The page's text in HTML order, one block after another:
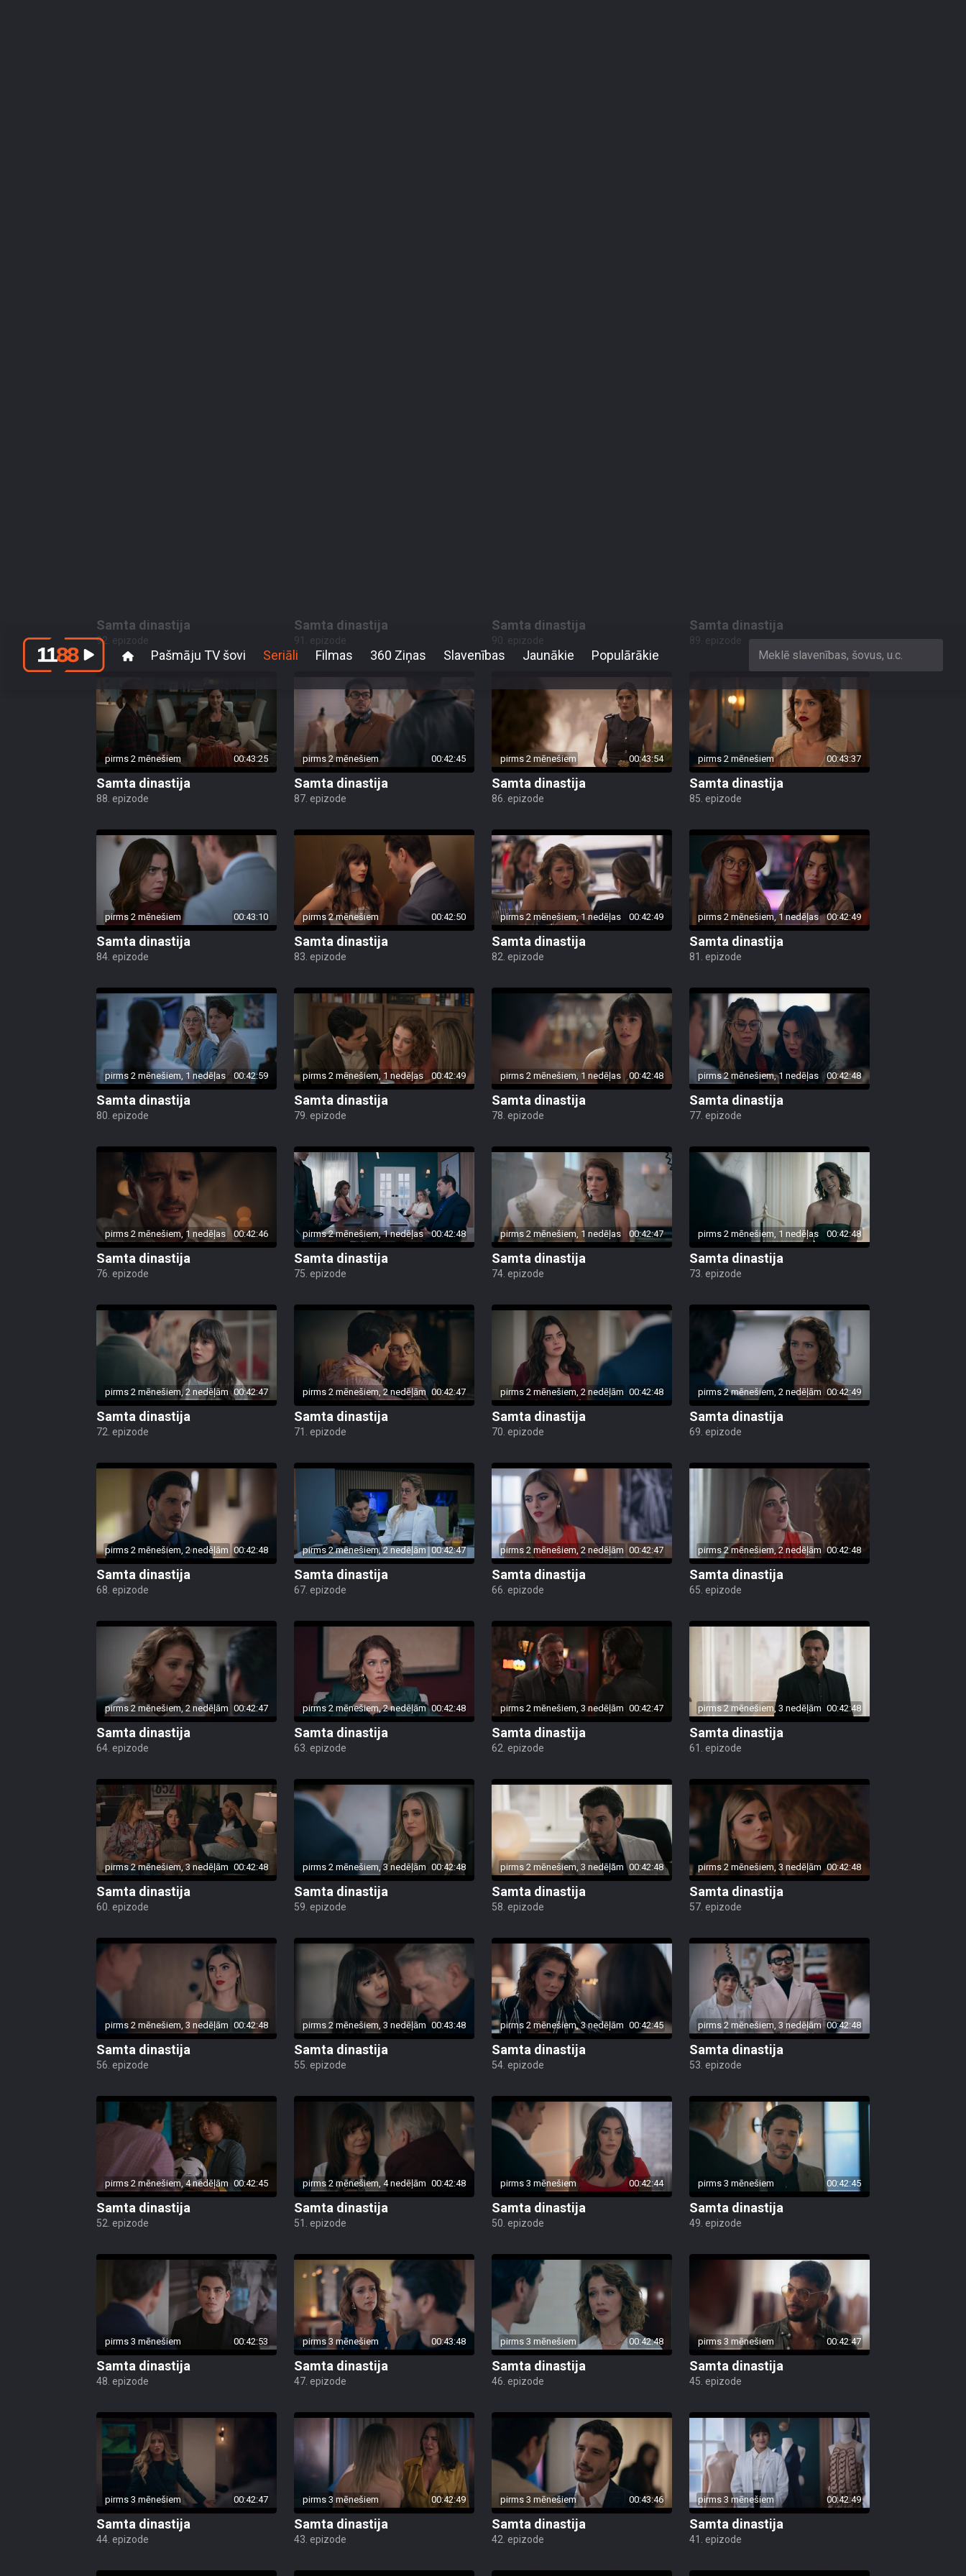
92. epizode 91. epizode 90. epizode 89. epizode
pirms 2 mēnešiem 00:43:25
Samta dinastija
88. epizode
pirms 2 mēnešiem
Samta dinastija
87. epizode
pirms 2 mēnešiem 00:43:54
Samta dinastija
86. epizode
pirms 2 mēnešiem 00:43:37
Samta dinastija
85. epizode
pirms 2 mēnešiem
Samta dinastija
84. epizode
pirms 2 mēnešiem
Samta dinastija
83. epizode
pirms 2 mēnešiem, 1 nedēļas 00:42:49
Samta dinastija
82. epizode
pirms 2 mēnešiem, 1 nedēļas 00:42:49
Samta dinastija
81. epizode
pirms 2 mēnešiem, 1 nedēļas 00:42:59
Samta dinastija
80. epizode
pirms 2 mēnešiem, 1 nedēļas 00:42:49
Samta dinastija
79. epizode
pirms 2 mēnešiem, 1 nedēļas 00:42:48
Samta dinastija
78. epizode
pirms 2 mēnešiem, 1 nedēļas 00:42:48
Samta dinastija
77. epizode
pirms 2 mēnešiem, 1 nedēļas 00:42:46
Samta dinastija
76. epizode
pirms 2 mēnešiem, 1 nedēļas 00:42:48
Samta dinastija
75. epizode
pirms 2 mēnešiem, 1 nedēļas 00:42:47
Samta dinastija
74. epizode
pirms 2 mēnešiem, 1 nedēļas 00:42:48
Samta dinastija
73. epizode
pirms 2 mēnešiem, 2 nedēļām 00:42:47
Samta dinastija
72. epizode
pirms 2 mēnešiem, 2 nedēļām 00:42:47
Samta dinastija
71. epizode
pirms 2 mēnešiem, 2 nedēļām
Samta dinastija
70. epizode
pirms 2 mēnešiem, 2 nedēļām 00:42:49
Samta dinastija
69. epizode
pirms 2 mēnešiem, 2 nedēļām 00:42:48
Samta dinastija
68. epizode
pirms 2 mēnešiem, 2 nedēļām 00:42:47
Samta dinastija
67. epizode
pirms 2 mēnešiem, 2 nedēļām 00:42:47
Samta dinastija
66. epizode
pirms 2 mēnešiem, 2 nedēļām 00:42:48
Samta dinastija
65. epizode
pirms 2 mēnešiem, 2 nedēļām 00:42:47
Samta dinastija
64. epizode
pirms 2 mēnešiem, 2 nedēļām
Samta dinastija
63. epizode
pirms 2 mēnešiem, 3 nedēļām
Samta dinastija
62. epizode
pirms 2 mēnešiem, 3 nedēļām 00:42:48
Samta dinastija
61. epizode
pirms 2 mēnešiem, 3 nedēļām 00:42:48
Samta dinastija
60. epizode
pirms 2 mēnešiem, 3 nedēļām 00:42:48
Samta dinastija
59. epizode
pirms 2 mēnešiem, 3 nedēļām 00:42:48
Samta dinastija
58. epizode
pirms 2 mēnešiem, 3 nedēļām
Samta dinastija
57. epizode
pirms 2 mēnešiem, 3 nedēļām 00:42:48
Samta dinastija
56. epizode
pirms 2 mēnešiem, 3 nedēļām 00:43:48
Samta dinastija
55. epizode
pirms 2 mēnešiem, 3 nedēļām
Samta dinastija
54. epizode
pirms 2 mēnešiem, 3 nedēļām
Samta dinastija
53. epizode
pirms 2 mēnešiem, 4 nedēļām 00:42:45
Samta dinastija
52. epizode
pirms 2 mēnešiem, 4 nedēļām
Samta dinastija
51. epizode
pirms 3 mēnešiem 00:42:44
Samta dinastija
50. epizode
pirms 3 mēnešiem
Samta dinastija
49. epizode
pirms 3 mēnešiem 00:42:53
Samta dinastija
48. epizode
pirms 3 mēnešiem 00:43:48
Samta dinastija
47. epizode
pirms 3 mēnešiem 00:42:48
Samta dinastija
46. epizode
pirms 3 mēnešiem 00:42:47
Samta dinastija
45. epizode
pirms 3 mēnešiem 00:42:47
Samta dinastija
44. epizode
pirms 3 mēnešiem 00:42:49
Samta dinastija
43. epizode
pirms 3 mēnešiem 00:43:46
Samta dinastija
42. epizode
pirms 3 mēnešiem 00:42:49
Samta dinastija
41. epizode